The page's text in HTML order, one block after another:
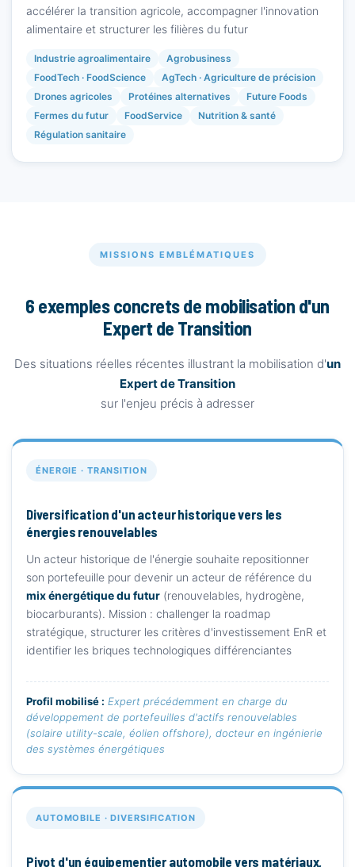
accélérer la transition agricole, accompagner l'innovation
alimentaire et structurer les filières du futur
Industrie agroalimentaire
Agrobusiness
FoodTech · FoodScience
AgTech · Agriculture de précision
Drones agricoles
Protéines alternatives
Future Foods
Fermes du futur
FoodService
Nutrition & santé
Régulation sanitaire
MISSIONS EMBLÉMATIQUES
6 exemples concrets de mobilisation d'un
Expert de Transition
Des situations réelles récentes illustrant la mobilisation d'un
Expert de Transition
sur l'enjeu précis à adresser
ÉNERGIE · TRANSITION
Diversification d'un acteur historique vers les
énergies renouvelables
Un acteur historique de l'énergie souhaite repositionner
son portefeuille pour devenir un acteur de référence du
mix énergétique du futur (renouvelables, hydrogène,
biocarburants). Mission : challenger la roadmap
stratégique, structurer les critères d'investissement EnR et
identifier les briques technologiques différenciantes
Profil mobilisé : Expert précédemment en charge du
développement de portefeuilles d'actifs renouvelables
(solaire utility-scale, éolien offshore), docteur en ingénierie
des systèmes énergétiques
AUTOMOBILE · DIVERSIFICATION
Pivot d'un équipementier automobile vers matériaux,